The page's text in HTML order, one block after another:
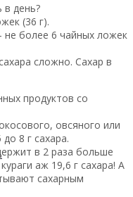
в день?
(36 г).
более 6 чайных ложек
сложно. Сахар в
продуктов со
овсяного или
8 г сахара.
в 2 раза больше
аж 19,6 г сахара! А
сахарным